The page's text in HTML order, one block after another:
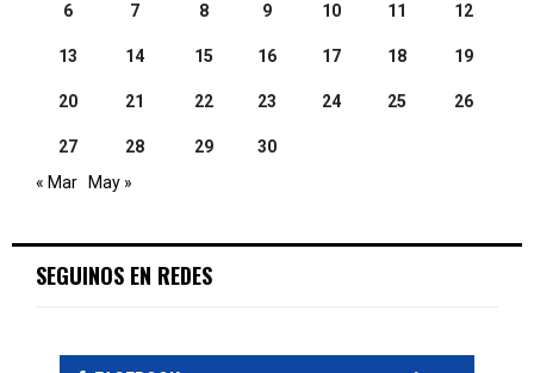
6 7 8 9 10 11 12
13 14 15 16 17 18 19
20 21 22 23 24 25 26
27 28 29
30
« Mar
May »
SEGUINOS EN REDES